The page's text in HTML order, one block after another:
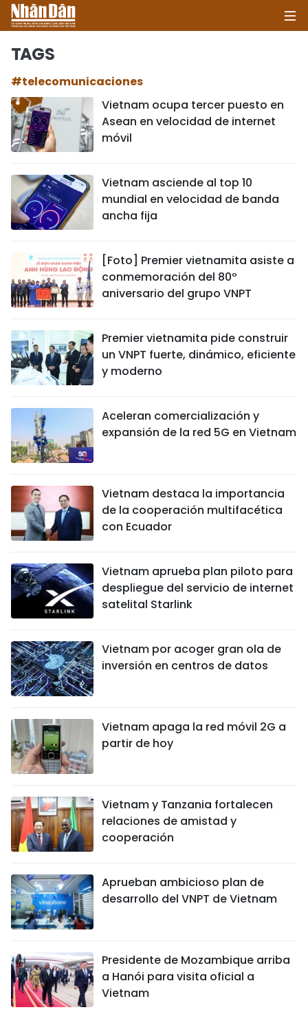
POLÍTICA
SOCIEDAD
SALUD - MEDIO AMBIENTE
CULTURA - ENTRETENIMIENTO
INTERNACIONAL
VIAJES
HISTORIAS MULTIMEDIA
¿QUIÉNES SOMOS?
TIẾNG VIỆT
ENGLISH
中文
РУССКИЙ
TAGS
#telecomunicaciones
Vietnam ocupa tercer puesto en
Asean en velocidad de internet
móvil
Vietnam asciende al top 10
mundial en velocidad de banda
ancha fija
[Foto] Premier vietnamita asiste a
conmemoración del 80º
aniversario del grupo VNPT
Premier vietnamita pide construir
un VNPT fuerte, dinámico, eficiente
y moderno
Aceleran comercialización y
expansión de la red 5G en Vietnam
Vietnam destaca la importancia
de la cooperación multifacética
con Ecuador
Vietnam aprueba plan piloto para
despliegue del servicio de internet
satelital Starlink
Vietnam por acoger gran ola de
inversión en centros de datos
Vietnam apaga la red móvil 2G a
partir de hoy
Vietnam y Tanzania fortalecen
relaciones de amistad y
cooperación
Aprueban ambicioso plan de
desarrollo del VNPT de Vietnam
Presidente de Mozambique arriba
a Hanói para visita oficial a
Vietnam